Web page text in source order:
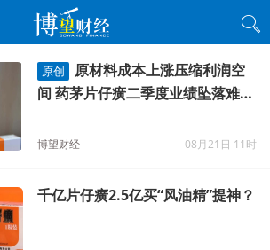
原创
原材料成本上涨压缩利润空
间 药茅片仔癀二季度业绩坠落难破
博望财经 08月21日 11时
千亿片仔癀2.5亿买“风油精”提神？